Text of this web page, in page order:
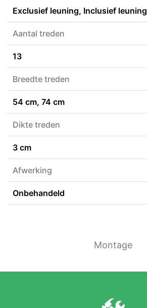
Montage
Exclusief leuning, Inclusief leuning
Aantal treden
13
Breedte treden
54 cm, 74 cm
Dikte treden
3 cm
Afwerking
Onbehandeld